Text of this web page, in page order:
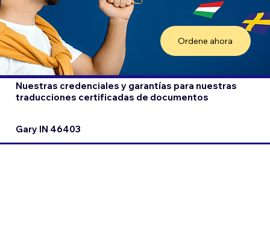
Ordene ahora
Nuestras credenciales y garantías para nuestras
traducciones certificadas de documentos
Gary IN 46403